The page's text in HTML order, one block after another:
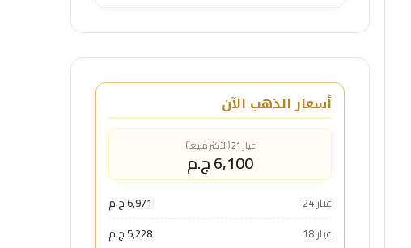
أسعار الذهب الآن
عيار 21 (الأكثر مبيعاً)
6,100 ج.م
عيار 24
6,971 ج.م
عيار 18
5,228 ج.م